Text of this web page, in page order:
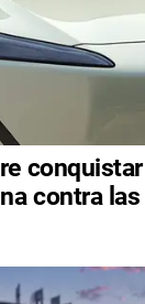
contra